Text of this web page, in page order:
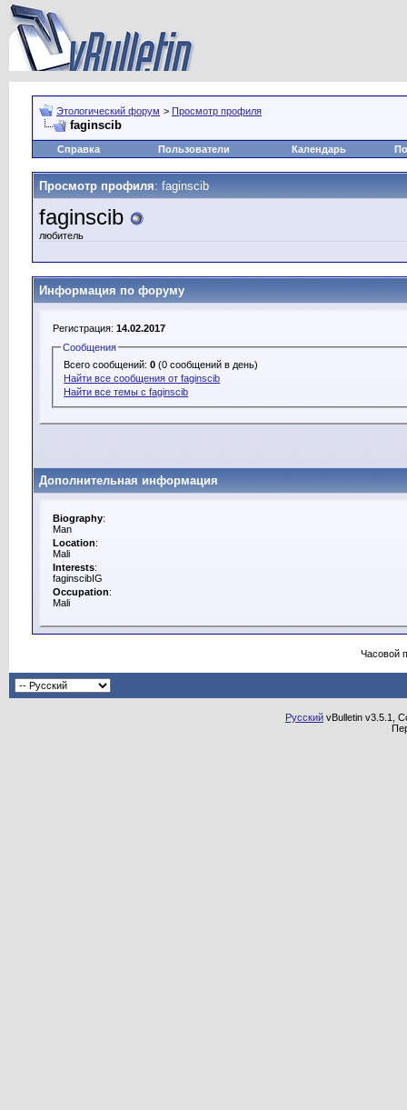
Этологический форум > Просмотр профиля
faginscib
Справка Пользователи Календарь
Просмотр профиля: faginscib
faginscib
любитель
Информация по форуму
Регистрация: 14.02.2017
Сообщения
Всего сообщений:0 (0 сообщений в день)
Найти все сообщения от faginscib
Найти все темы с faginscib
Дополнительная информация
Biography:
Man
Location:
Mali
Interests:
faginscibIG
Occupation:
Mali
Часовой
Русский vBulletin v3.5.1,